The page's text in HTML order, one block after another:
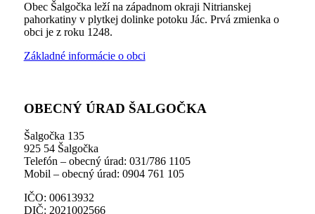
Obec Šalgočka leží na západnom okraji Nitrianskej
pahorkatiny v plytkej dolinke potoku Jác. Prvá zmienka o
obci je z roku 1248.
Základné informácie o obci
OBECNÝ ÚRAD ŠALGOČKA
Šalgočka 135
925 54 Šalgočka
Telefón – obecný úrad: 031/786 1105
Mobil – obecný úrad: 0904 761 105
IČO: 00613932
DIČ: 2021002566